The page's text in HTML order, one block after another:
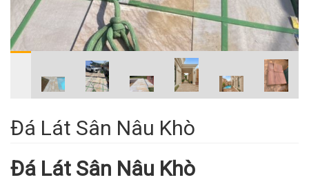
Đá Lát Sân Nâu Khò
Đá Lát Sân Nâu Khò